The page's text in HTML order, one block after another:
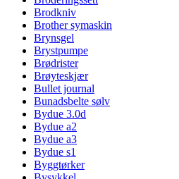
Brodkniv
Brother symaskin
Brynsgel
Brystpumpe
Brødrister
Brøyteskjær
Bullet journal
Bunadsbelte sølv
Bydue 3.0d
Bydue a2
Bydue a3
Bydue s1
Byggtørker